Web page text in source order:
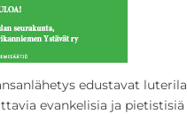
edustavat
evankelisia ja pietistisiä